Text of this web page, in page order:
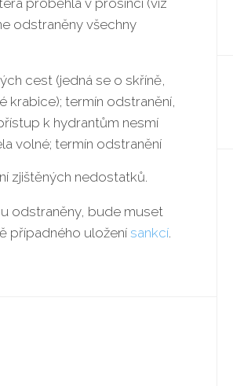
proběhla v prosinci (viz
odstraněny všechny
cest (jedná se o skříně,
krabice); termín odstranění,
k hydrantům nesmí
volné; termín odstranění
zjištěných nedostatků.
odstraněny, bude muset
případného uložení sankcí.